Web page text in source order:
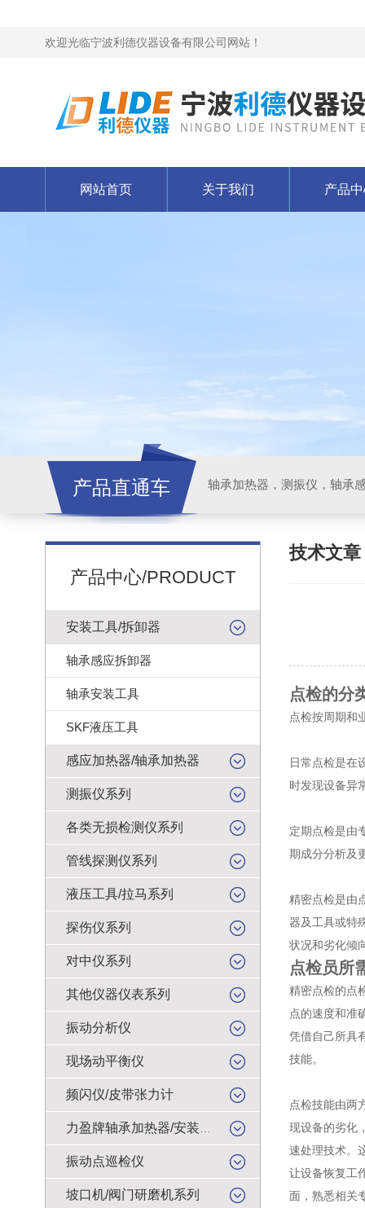
欢迎光临宁波利德仪器设备有限公司网站！
网站首页 关于我们 产品
产品直通车 轴承加热器，测振仪，轴承
产品中心/PRODUCT
安装工具/拆卸器
轴承感应拆卸器
轴承安装工具
SKF液压工具
感应加热器/轴承加热器
测振仪系列
各类无损检测仪系列
管线探测仪系列
液压工具/拉马系列
探伤仪系列
对中仪系列
其他仪器仪表系列
振动分析仪
现场动平衡仪
频闪仪/皮带张力计
振动点巡检仪
坡口机/阀门研磨机系列
技术文章
点检的分
点检按周期和
日常点检是在
时发现设备异
定期点检是由
期成分分析及
精密点检是由
器及工具或特
状况和劣化倾
点检员所
精密点检的点
点的速度和准
凭借自己所具
技能。
点检技能由两
现设备的劣化
速处理技术。
让设备恢复工
面，熟悉相关